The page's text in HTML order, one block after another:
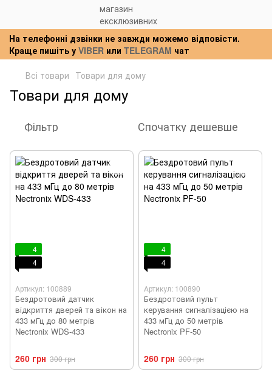
На телефонні дзвінки не завжди можемо відповісти.
Краще пишіть у VIBER или TELEGRAM чат
Всі товари Товари для дому
Товари для дому
Фільтр Спочатку дешевше
4
4
Артикул: 100889
Бездротовий датчик
відкриття дверей та вікон на
433 мГц до 80 метрів
Nectronix WDS-433
260 грн 300 грн
4
4
Артикул: 100890
Бездротовий пульт
керування сигналізацією на
433 мГц до 50 метрів
Nectronix PF-50
260 грн 300 грн